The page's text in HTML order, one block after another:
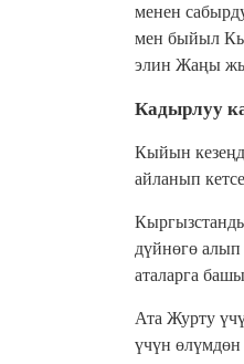
менен
мен быйыл
элин Жаңы
Кадырлуу
Кыйын
айланып
дүйнөгө алып
аталарга
Ата Журту
үчүн өлүмдөн